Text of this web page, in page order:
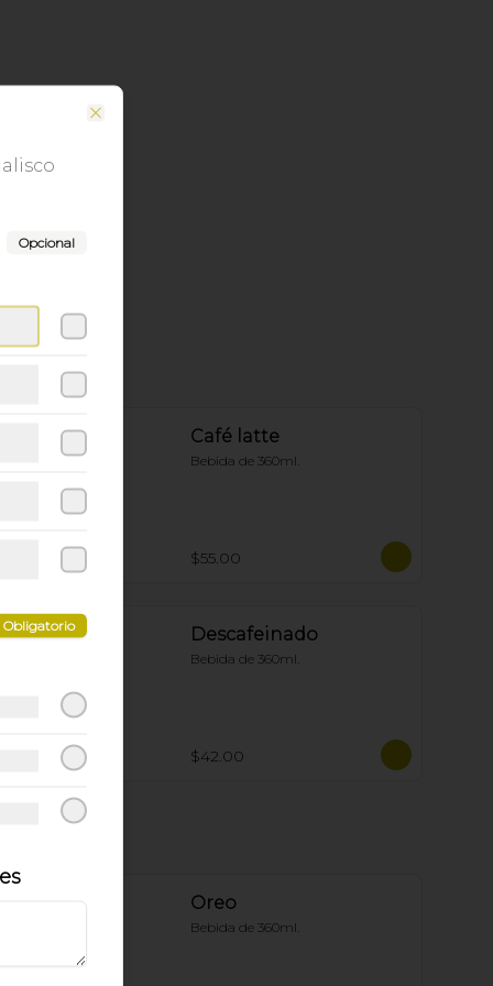
Café latte
Bebida de 360ml.
$55.00
Descafeinado
Bebida de 360ml.
$42.00
Oreo
Bebida de 360ml.
Opcional
Obligatorio